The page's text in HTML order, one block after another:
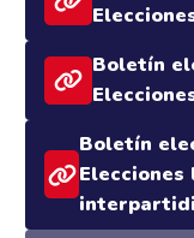
Boletín
Boletín